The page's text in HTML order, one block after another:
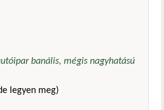
banális, mégis nagyhatású
legyen meg)